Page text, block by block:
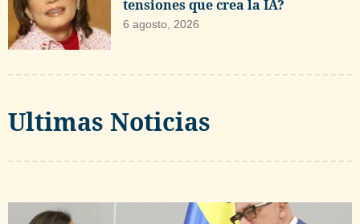
tensiones que crea la IA?
6 agosto, 2026
Ultimas Noticias